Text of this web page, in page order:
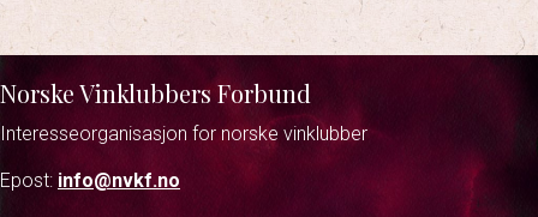
Norske Vinklubbers Forbund
Interesseorganisasjon for norske vinklubber
Epost: info@nvkf.no